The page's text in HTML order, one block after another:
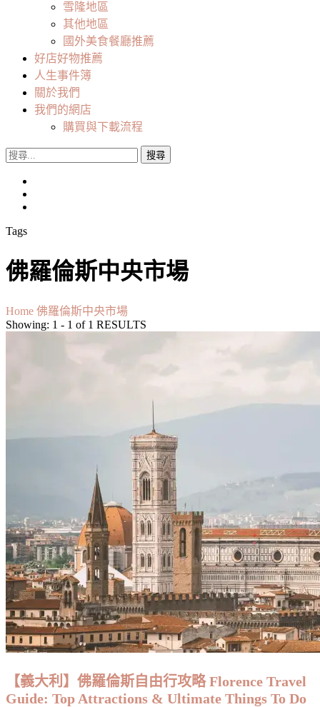
雪隆地區
其他地區
國外美食餐廳推薦
好店好物推薦
人生事件簿
關於我們
我們的網店
購買與下載流程
搜
Tags
佛羅倫斯中央市場
Home 佛羅倫斯中央市場
Showing: 1 - 1 of 1 RESULTS
【義大利】佛羅倫斯自由行攻略 Florence Travel
Guide: Top Attractions & Ultimate Things To Do